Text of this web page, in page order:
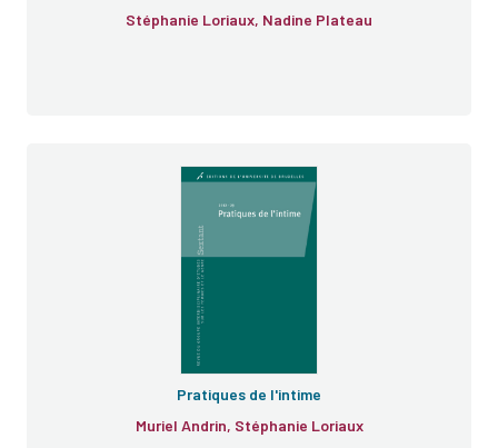
Stéphanie Loriaux, Nadine Plateau
Pratiques de l'intime
Muriel Andrin, Stéphanie Loriaux